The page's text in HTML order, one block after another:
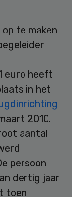
te maken
euro heeft
in het
2010.
aantal
persoon
dertig jaar
toen